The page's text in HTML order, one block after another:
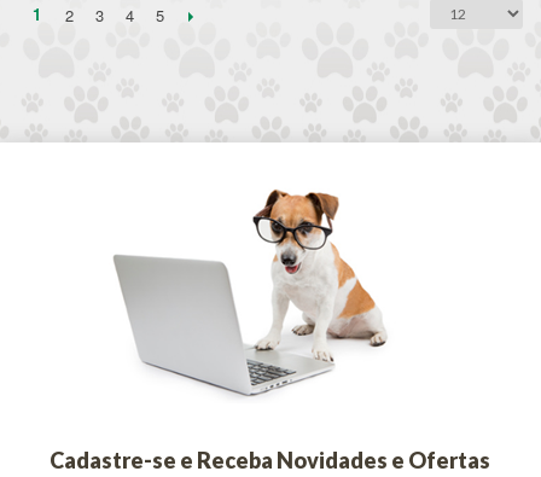
1 2 3 4 5
Cadastre-se e Receba Novidades e Ofertas